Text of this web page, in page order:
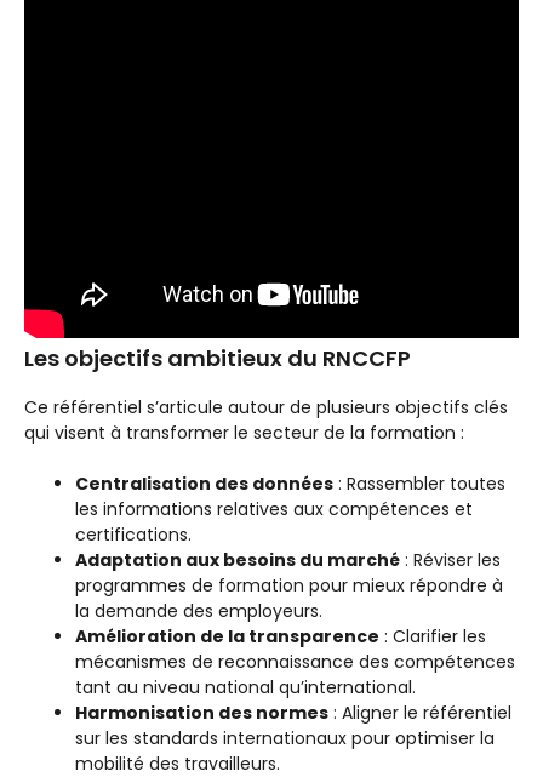
Les objectifs ambitieux du RNCCFP
Ce référentiel s’articule autour de plusieurs objectifs clés
qui visent à transformer le secteur de la formation :
Centralisation des données : Rassembler toutes
les informations relatives aux compétences et
certifications.
Adaptation aux besoins du marché : Réviser les
programmes de formation pour mieux répondre à
la demande des employeurs.
Amélioration de la transparence : Clarifier les
mécanismes de reconnaissance des compétences
tant au niveau national qu’international.
Harmonisation des normes : Aligner le référentiel
sur les standards internationaux pour optimiser la
mobilité des travailleurs.